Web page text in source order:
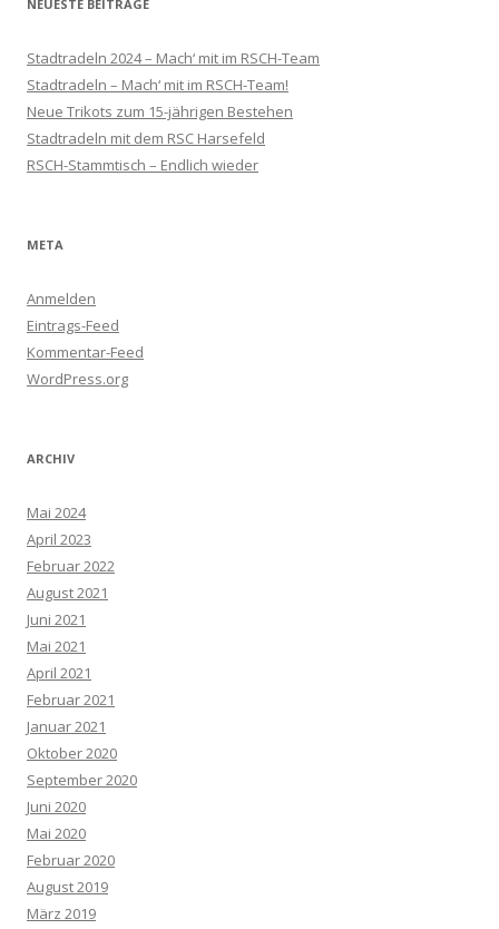
NEUESTE BEITRÄGE
Stadtradeln 2024 – Mach‘ mit im RSCH-Team
Stadtradeln – Mach‘ mit im RSCH-Team!
Neue Trikots zum 15-jährigen Bestehen
Stadtradeln mit dem RSC Harsefeld
RSCH-Stammtisch – Endlich wieder
META
Anmelden
Eintrags-Feed
Kommentar-Feed
WordPress.org
ARCHIV
Mai 2024
April 2023
Februar 2022
August 2021
Juni 2021
Mai 2021
April 2021
Februar 2021
Januar 2021
Oktober 2020
September 2020
Juni 2020
Mai 2020
Februar 2020
August 2019
März 2019